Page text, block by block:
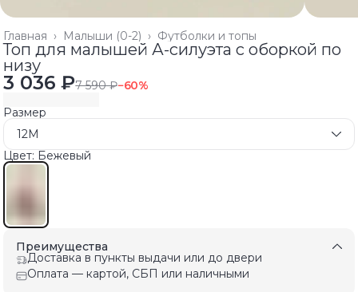
Футболки и топы
Малыши (0-2) ›
Главная ›
Топ для малышей А-силуэта с оборкой по
низу
3 036 ₽7 590 ₽−60%
Размер
12M
Цвет: Бежевый
Преимущества
Доставка в пункты выдачи или до двери
Оплата — картой, СБП или наличными